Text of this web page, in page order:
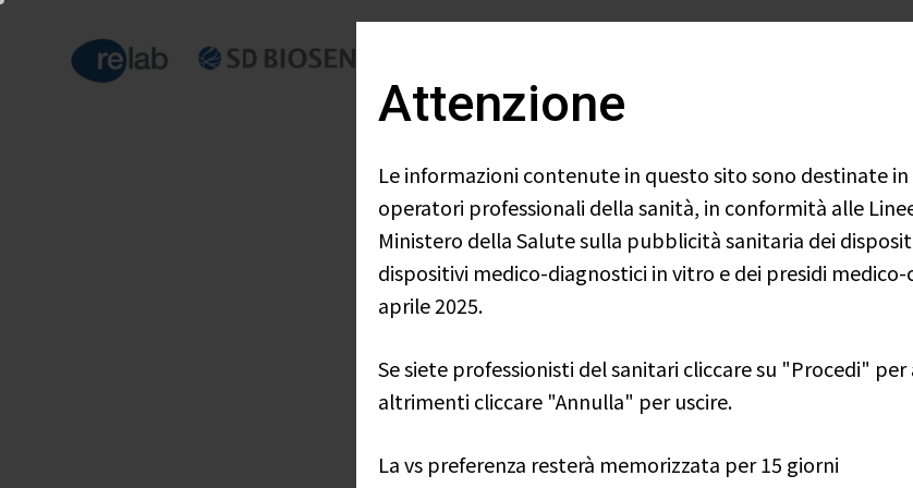
Attenzione
Le informazioni contenute in questo sito sono destinate in
operatori professionali della sanità, in conformità alle
Ministero della Salute sulla pubblicità sanitaria dei
dispositivi medico-diagnostici in vitro e dei presidi
aprile 2025.
Se siete professionisti del sanitari cliccare su "Procedi" per
altrimenti cliccare "Annulla" per uscire.
La vs preferenza resterà memorizzata per 15 giorni
Home STANDARD
M10 MPX/OPX